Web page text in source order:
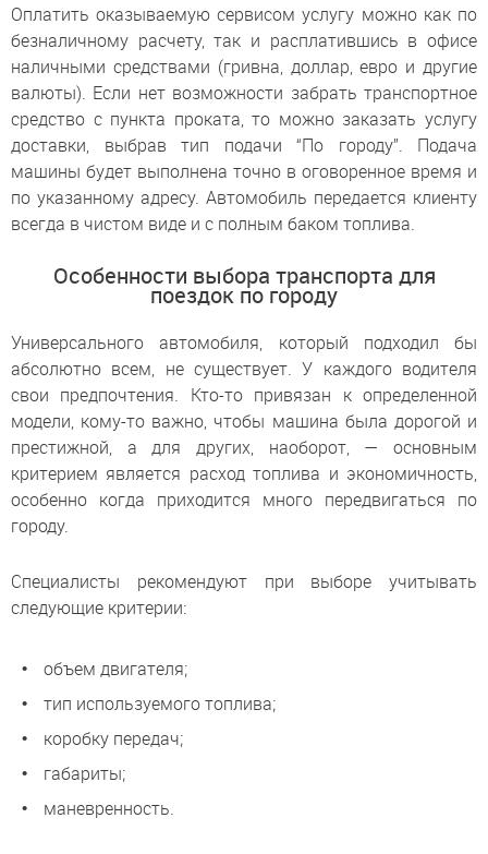
Оплатить оказываемую сервисом услугу можно как по
безналичному расчету, так и расплатившись в офисе
наличными средствами (гривна, доллар, евро и другие
валюты). Если нет возможности забрать транспортное
средство с пункта проката, то можно заказать услугу
доставки, выбрав тип подачи “По городу”. Подача
машины будет выполнена точно в оговоренное время и
по указанному адресу. Автомобиль передается клиенту
всегда в чистом виде и с полным баком топлива.
Особенности выбора транспорта для
поездок по городу
Универсального автомобиля, который подходил бы
абсолютно всем, не существует. У каждого водителя
свои предпочтения. Кто-то привязан к определенной
модели, кому-то важно, чтобы машина была дорогой и
престижной, а для других, наоборот, — основным
критерием является расход топлива и экономичность,
особенно когда приходится много передвигаться по
городу.
Специалисты рекомендуют при выборе учитывать
следующие критерии:
объем двигателя;
тип используемого топлива;
коробку передач;
габариты;
маневренность.